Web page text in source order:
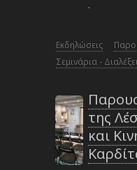
·
Εκδηλώσεις
Σεμινάρια -
της
και